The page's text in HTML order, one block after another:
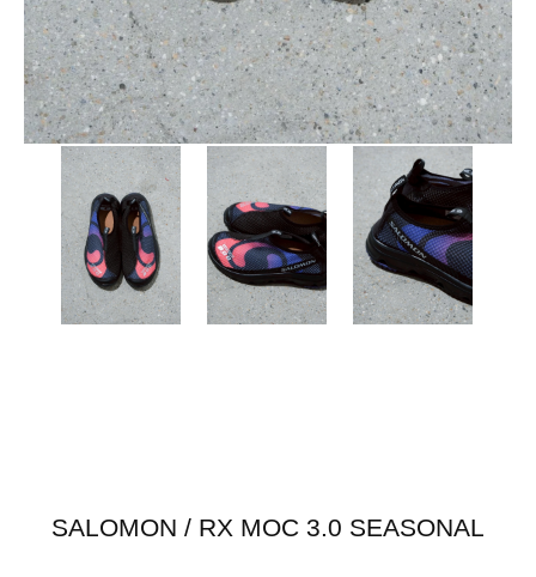
SALOMON / RX MOC 3.0 SEASONAL